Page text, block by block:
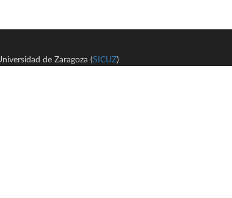
de Zaragoza (SICUZ)